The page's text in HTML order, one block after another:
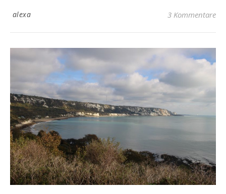
alexa 3 Kommentare